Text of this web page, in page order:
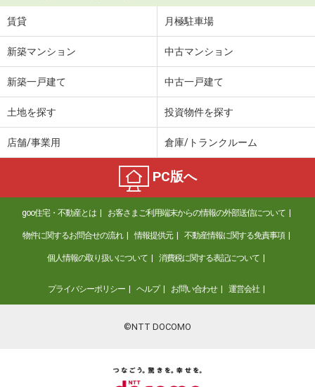
賃貸 月極駐車場
新築マンション 中古マンション
新築一戸建て 中古一戸建て
土地を探す 投資物件を探す
店舗/事業用 倉庫/トランクルーム
PC版へ
goo住宅・不動産とは お客さまご利用端末からの情報の外部送信について
物件に関するお問合せの流れ 情報提供元 不動産情報に関する免責事項
個人情報の取り扱いについて 消費税に関する表記について
プライバシーポリシー ヘルプ お問い合わせ 運営会社
©NTT DOCOMO